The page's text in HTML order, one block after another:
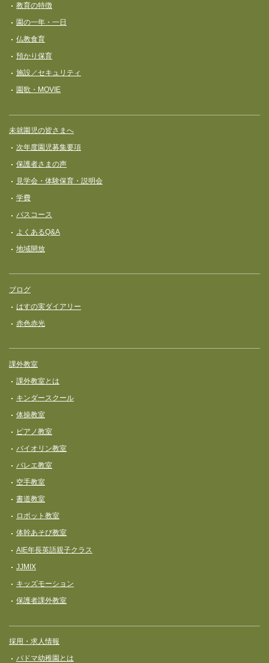
教育の特徴
園の一年・一日
仏教食育
預かり保育
施設／セキュリティ
園歌・MOVIE
未就園児の皆さまへ
次年度園児募集要項
保護者さまの声
見学会・体験保育・説明会
学費
バスコース
よくあるQ&A
地域開放
ブログ
はすの実ダイアリー
赤色赤光
課外教室
課外教室とは
キンダースクール
体操教室
ピアノ教室
バイオリン教室
バレエ教室
空手教室
書道教室
ロボット教室
体幹あそび教室
AIE年長英語親子クラス
JJMIX
キッズモーション
保護者課外教室
採用・求人情報
パドマ幼稚園とは